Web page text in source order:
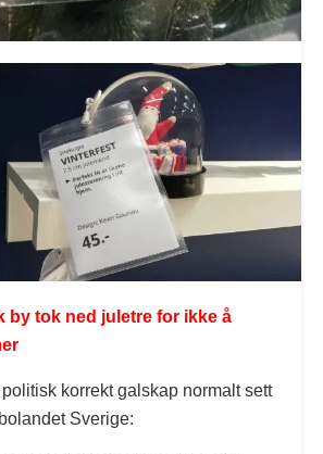
by tok ned juletre for ikke å
korrekt galskap normalt sett
Sverige: